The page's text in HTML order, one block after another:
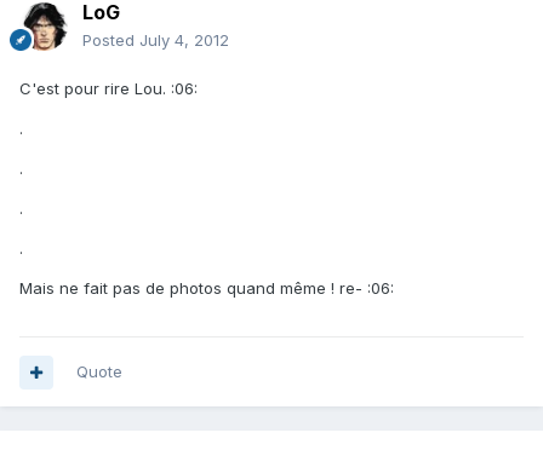
LoG
Posted July 4, 2012
C'est pour rire Lou. :06:
.
.
.
.
Mais ne fait pas de photos quand même ! re- :06:
Quote